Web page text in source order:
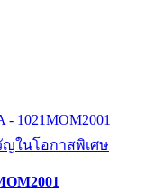
วัญในโอกาสพิเศษ